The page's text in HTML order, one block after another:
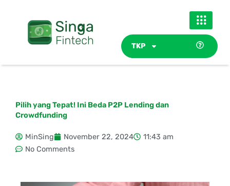
TKP
Pilih yang Tepat! Ini Beda P2P Lending dan
Crowdfunding
MinSing November 22, 2024
11:43 am
No Comments